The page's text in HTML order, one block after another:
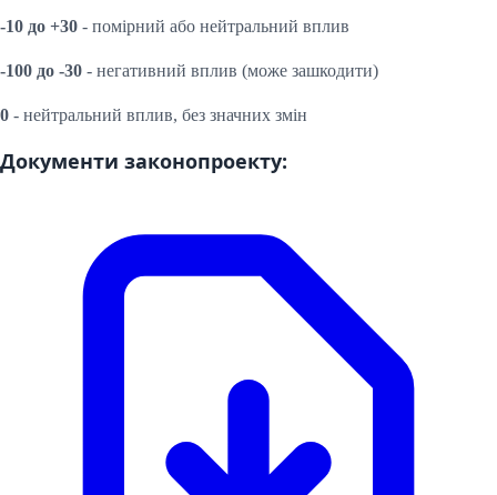
-10 до +30 - помірний або нейтральний вплив
-100 до -30 - негативний вплив (може зашкодити)
0 - нейтральний вплив, без значних змін
Документи законопроекту: